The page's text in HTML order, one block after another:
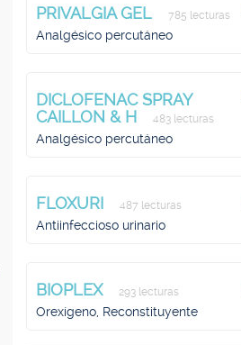
PRIVALGIA GEL 785 lecturas
Analgésico percutáneo
DICLOFENAC SPRAY
CAILLON & H
483 lecturas
Analgésico percutáneo
FLOXURI 487 lecturas
Antiinfeccioso urinario
BIOPLEX 293 lecturas
Orexígeno, Reconstituyente